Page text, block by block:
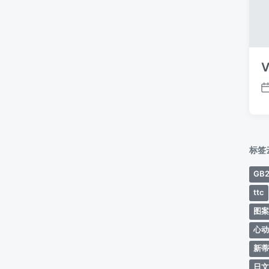
发
标签
ttc
图
心
新
日文